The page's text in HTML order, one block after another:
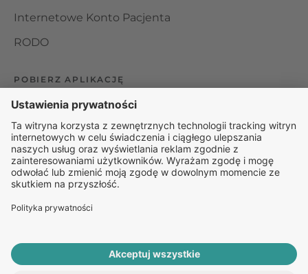
Internetowe Konto Pacjenta
RODO
POBIERZ APLIKACJĘ
Organizator udzielania świadczeń telemedycznych jest
podmiotem leczniczym w rozumieniu ustawy z dnia 15
kwietnia 2011 roku o działalności leczniczej, wpisanym do
rejestru podmiotów wykonujących działalność leczniczą pod
numerem: 000000229172.